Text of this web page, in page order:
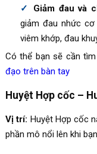
Giảm đau và
giảm đau nhức
viêm khớp, đau
Có thể bạn sẽ cần
đạo trên bàn tay
Huyệt Hợp cốc –
Vị trí: Huyệt Hợp cốc
phần mô nổi lên khi